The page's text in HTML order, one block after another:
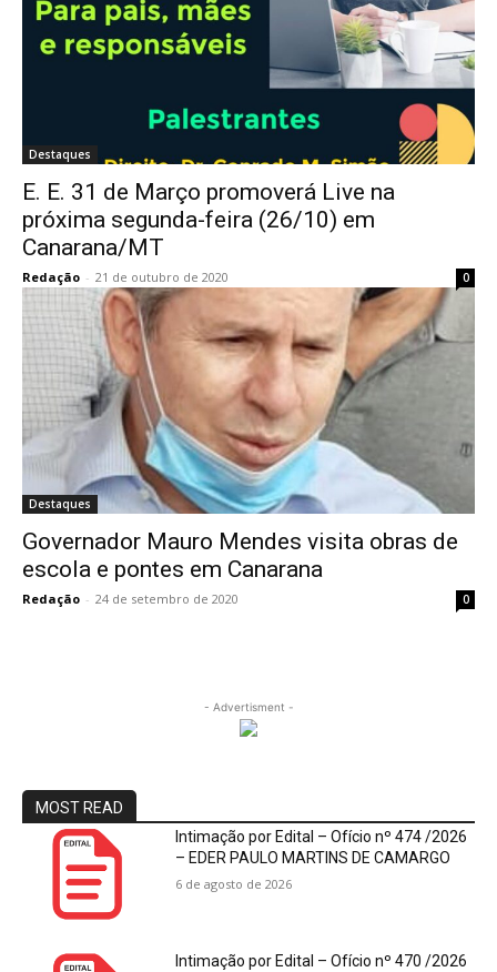
Destaques
E. E. 31 de Março promoverá Live na
próxima segunda-feira (26/10) em
Canarana/MT
Redação - 21 de outubro de 2020 0
Destaques
Governador Mauro Mendes visita obras de
escola e pontes em Canarana
Redação - 24 de setembro de 2020 0
- Advertisment -
MOST READ
Intimação por Edital – Ofício nº 474 /2026
– EDER PAULO MARTINS DE CAMARGO
6 de agosto de 2026
Intimação por Edital – Ofício nº 470 /2026